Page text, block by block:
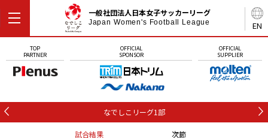
EN
一般社団法人日本女子サッカーリーグ
Japan Women's Football League
TOP
PARTNER
OFFICIAL
SPONSOR
OFFICIAL
SUPPLIER
なでしこリーグ1部
試合結果 次節